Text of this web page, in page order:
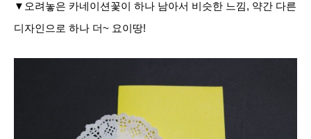
▼오려놓은 카네이션꽃이 하나 남아서 비슷한 느낌, 약간 다른
디자인으로 하나 더~ 요이땅!